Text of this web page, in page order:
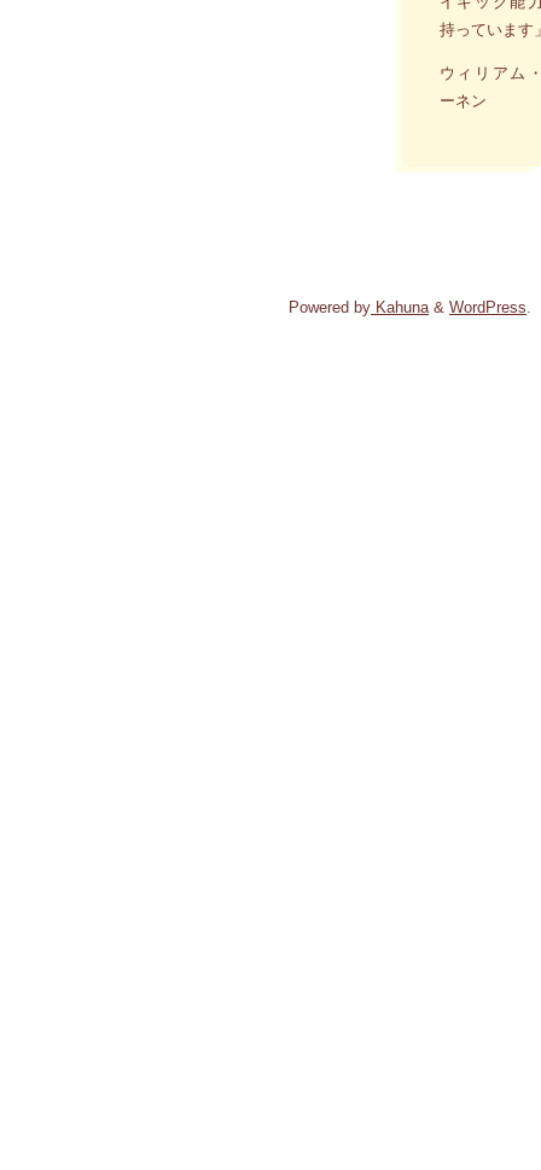
持っています
ウィリアム
ーネン
Powered by Kahuna& WordPress.